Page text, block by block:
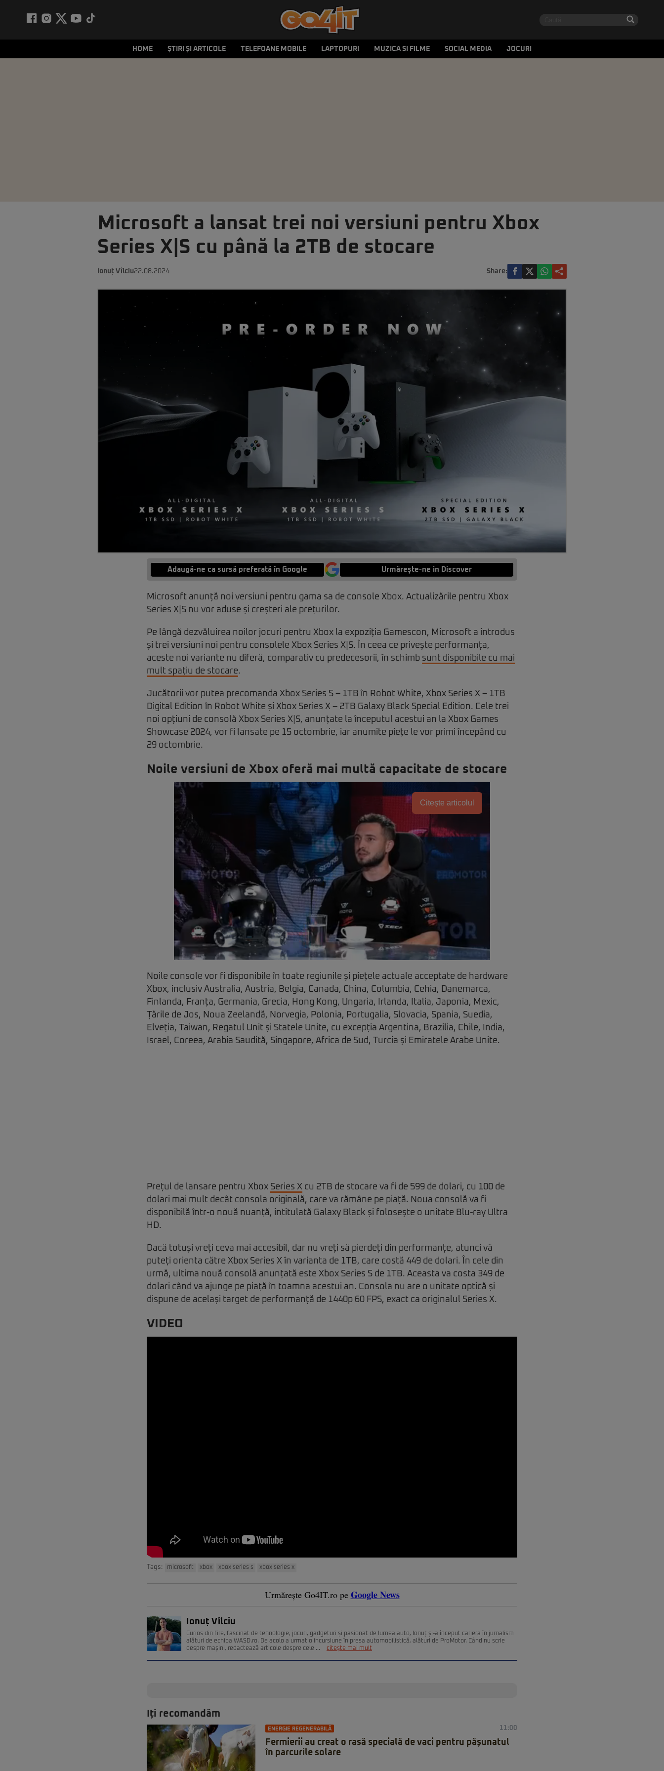
HOME ȘTIRI ȘI ARTICOLE TELEFOANE MOBILE LAPTOPURI MUZICA SI FILME SOCIAL MEDIA JOCURI
Microsoft a lansat trei noi versiuni pentru Xbox
Series X|S cu până la 2TB de stocare
Ionuț Vîlciu22.08.2024 Share:
Adaugă-ne ca sursă preferată în Google Urmărește-ne in Discover
Microsoft anunță noi versiuni pentru gama sa de console Xbox. Actualizările pentru Xbox
Series X|S nu vor aduse și creșteri ale prețurilor.
Pe lângă dezvăluirea noilor jocuri pentru Xbox la expoziția Gamescon, Microsoft a introdus
și trei versiuni noi pentru consolele Xbox Series X|S. În ceea ce privește performanța,
aceste noi variante nu diferă, comparativ cu predecesorii, în schimb sunt disponibile cu mai
mult spațiu de stocare.
Jucătorii vor putea precomanda Xbox Series S – 1TB în Robot White, Xbox Series X – 1TB
Digital Edition în Robot White și Xbox Series X – 2TB Galaxy Black Special Edition. Cele trei
noi opțiuni de consolă Xbox Series X|S, anunțate la începutul acestui an la Xbox Games
Showcase 2024, vor fi lansate pe 15 octombrie, iar anumite piețe le vor primi începând cu
29 octombrie.
Noile versiuni de Xbox oferă mai multă capacitate de stocare
Citește articolul
Noile console vor fi disponibile în toate regiunile și piețele actuale acceptate de hardware
Xbox, inclusiv Australia, Austria, Belgia, Canada, China, Columbia, Cehia, Danemarca,
Finlanda, Franța, Germania, Grecia, Hong Kong, Ungaria, Irlanda, Italia, Japonia, Mexic,
Țările de Jos, Noua Zeelandă, Norvegia, Polonia, Portugalia, Slovacia, Spania, Suedia,
Elveția, Taiwan, Regatul Unit și Statele Unite, cu excepția Argentina, Brazilia, Chile, India,
Israel, Coreea, Arabia Saudită, Singapore, Africa de Sud, Turcia și Emiratele Arabe Unite.
Prețul de lansare pentru Xbox Series X cu 2TB de stocare va fi de 599 de dolari, cu 100 de
dolari mai mult decât consola originală, care va rămâne pe piață. Noua consolă va fi
disponibilă într-o nouă nuanță, intitulată Galaxy Black și folosește o unitate Blu-ray Ultra
HD.
Dacă totuși vreți ceva mai accesibil, dar nu vreți să pierdeți din performanțe, atunci vă
puteți orienta către Xbox Series X în varianta de 1TB, care costă 449 de dolari. În cele din
urmă, ultima nouă consolă anunțată este Xbox Series S de 1TB. Aceasta va costa 349 de
dolari când va ajunge pe piață în toamna acestui an. Consola nu are o unitate optică și
dispune de același target de performanță de 1440p 60 FPS, exact ca originalul Series X.
VIDEO
Tags: microsoft xbox xbox series s xbox series x
Urmărește Go4IT.ro pe Google News
Ionuț Vîlciu
Curios din fire, fascinat de tehnologie, jocuri, gadgeturi și pasionat de lumea auto, Ionuț și-a început cariera în jurnalism
alături de echipa WASD.ro. De acolo a urmat o incursiune în presa automobilistică, alături de ProMotor. Când nu scrie
despre mașini, redactează articole despre cele ...
citește mai mult
Iți recomandăm
ENERGIE REGENERABILĂ 11:00
Fermierii au creat o rasă specială de vaci pentru pășunatul
în parcurile solare